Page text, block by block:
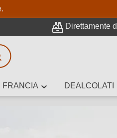
Direttamente
FRANCIA DEALCOLATI
Ricerca avanzata